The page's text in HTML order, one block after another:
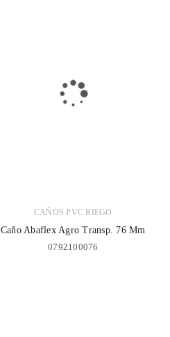
CAÑOS PVC RIEGO
Caño Abaflex Agro Transp. 76 Mm
0792100076